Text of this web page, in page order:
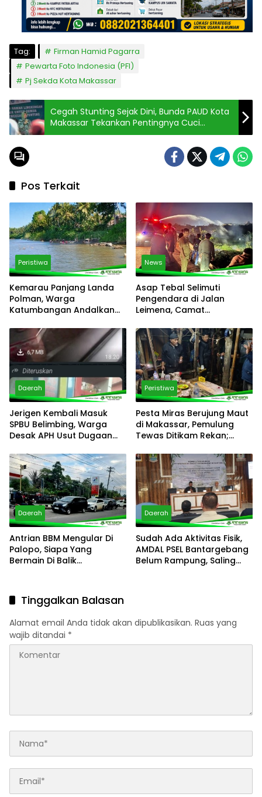
Tag:
Firman Hamid Pagarra
Pewarta Foto Indonesia (PFI)
Pj Sekda Kota Makassar
Cegah Stunting Sejak Dini, Bunda PAUD Kota
Makassar Tekankan Pentingnya Cuci
Tangan
Pos Terkait
Peristiwa
Kemarau Panjang Landa
Polman, Warga
Katumbangan Andalkan
Konsumsi
News
Asap Tebal Selimuti
Pengendara di Jalan
Leimena, Camat
Respons Aduan Warga
Daerah
Jerigen Kembali Masuk
SPBU Belimbing, Warga
Desak APH Usut Dugaan
Peristiwa
Pesta Miras Berujung Maut
di Makassar, Pemulung
Tewas Ditikam Rekan;
Pelaku
Daerah
Antrian BBM Mengular Di
Palopo, Siapa Yang
Bermain Di Balik
Daerah
Sudah Ada Aktivitas Fisik,
AMDAL PSEL Bantargebang
Belum Rampung, Saling
Tinggalkan Balasan
Alamat email Anda tidak akan dipublikasikan. Ruas yang
wajib ditandai *